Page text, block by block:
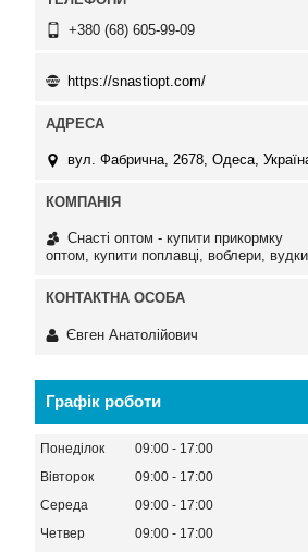
+380 (68) 605-99-09
https://snastiopt.com/
вул. Фабрична, 2678, Одеса,
Снасті оптом - купити прикормку
оптом, купити поплавці, воблери, вудки
Євген Анатолійович
Графік роботи
Понеділок 09:00
17:00
Вівторок
09:00
17:00
Середа
09:00
17:00
Четвер
09:00
17:00